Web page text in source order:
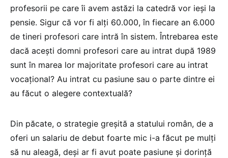
profesorii pe care îi avem astăzi la catedră vor ieși la
pensie. Sigur că vor fi alți 60.000, în fiecare an 6.000
de tineri profesori care intră în sistem. Întrebarea este
dacă acești domni profesori care au intrat după 1989
sunt în marea lor majoritate profesori care au intrat
vocațional? Au intrat cu pasiune sau o parte dintre ei
au făcut o alegere contextuală?
Din păcate, o strategie greșită a statului român, de a
oferi un salariu de debut foarte mic i-a făcut pe mulți
să nu aleagă, deși ar fi avut poate pasiune și dorință